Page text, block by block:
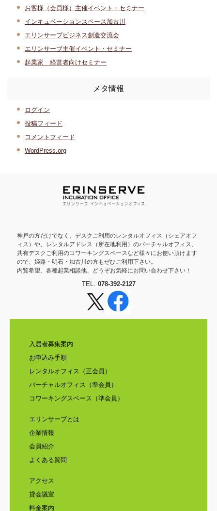
お客様（会員様）主催イベント・セミナー
インキュベーションスペース加古川
エリンサーブビジネス創造交流会
エリンサーブ主催イベント・セミナー
起業家 経営者向けセミナー
メタ情報
ログイン
投稿フィード
コメントフィード
WordPress.org
神戸の方だけでなく、デスクご利用のレンタルオフィス（シェアオフ
ィス）や、レンタルアドレス（所在地利用）のバーチャルオフィス、
共有デスクご利用のコワーキングスペースなど様々にお使い頂けます
ので、姫路・明石・加古川の方もぜひご利用下さい。
内覧希望、各種起業相談他、どうぞお気軽にお問い合わせ下さい！
TEL: 078-392-2127
入居者募集案内
お申込み手順
レンタルオフィス（正会員）
バーチャルオフィス（準会員）
コワーキングスペース（準会員）
エリンサーブとは
企業情報
会員紹介
よくある質問
アクセス
貸会議室
料金案内